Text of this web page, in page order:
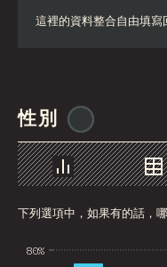
這裡的資料整合自由填寫
性別
圖表 資
下列選項中，如果有的話，
80%